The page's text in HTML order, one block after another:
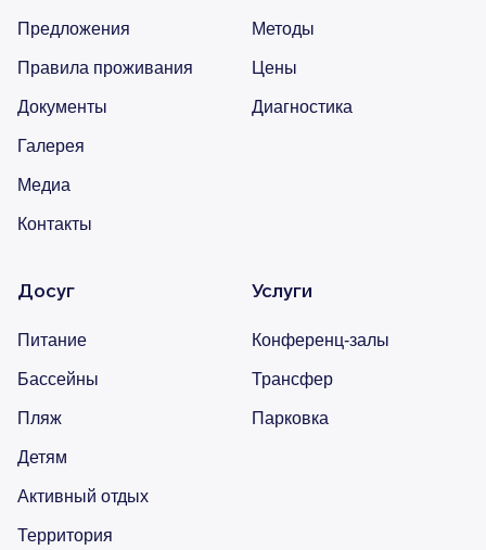
Предложения
Правила проживания
Документы
Галерея
Медиа
Контакты
Методы
Цены
Диагностика
Досуг
Питание
Бассейны
Пляж
Детям
Активный отдых
Территория
Услуги
Конференц-залы
Трансфер
Парковка
Финальный ужин Два шефа – одна кухня
Хотите приобщиться к миру высокой кухни и стать
частью события?
Подробнее